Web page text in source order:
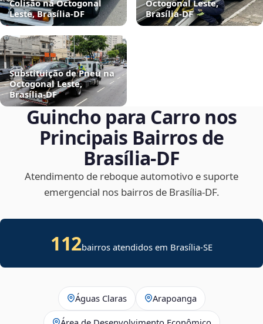
Colisão na Octogonal
Leste, Brasília‑DF
Octogonal Leste,
Brasília‑DF
Substituição de Pneu na
Octogonal Leste,
Brasília‑DF
Guincho para Carro nos
Principais Bairros de
Brasília‑DF
Atendimento de reboque automotivo e suporte
emergencial nos bairros de Brasília‑DF.
112bairros atendidos em Brasília-SE
Águas Claras Arapoanga